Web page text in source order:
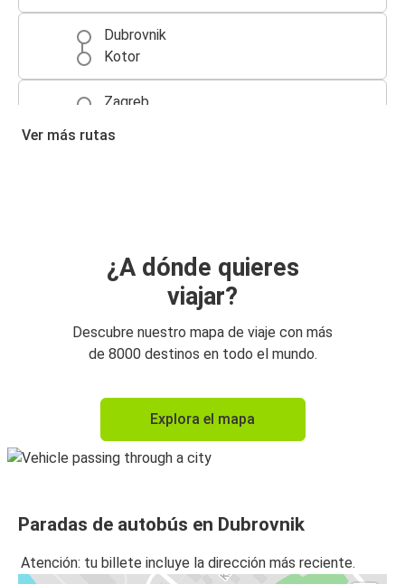
Dubrovnik
Kotor
Zagreb
Dubrovnik
Mostar
Dubrovnik
Budva
Dubrovnik
Zadar
Ver más rutas
¿A dónde quieres
viajar?
Descubre nuestro mapa de viaje con más
de 8000 destinos en todo el mundo.
Explora el mapa
Paradas de autobús en Dubrovnik
Atención: tu billete incluye la dirección más reciente.